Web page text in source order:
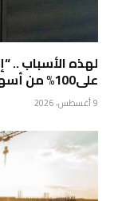
لهذه الأسباب ..
على100% من أسهم شركة سكاي تاور للتطوير العقاري
9 أغسطس، 2026